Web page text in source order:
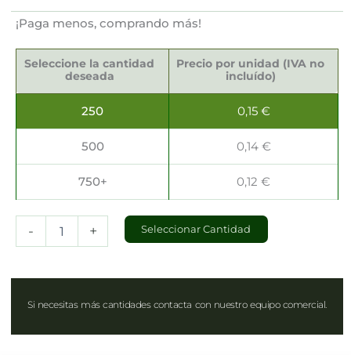
¡Paga menos, comprando más!
Seleccione la cantidad
deseada
Precio por unidad (IVA no
incluído)
250 0,15 €
500 0,14 €
750+ 0,12€
-
Sostenibles
40x40cm
+ Seleccionar Cantidad
Si necesitas más cantidades contacta con nuestro equipo comercial.